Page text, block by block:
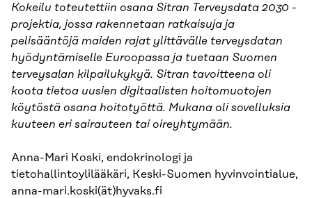
Kokeilu toteutettiin osana Sitran Terveysdata 2030 -
projektia, jossa rakennetaan ratkaisuja ja
pelisääntöjä maiden rajat ylittävälle terveysdatan
hyödyntämiselle Euroopassa ja tuetaan Suomen
terveysalan kilpailukykyä. Sitran tavoitteena oli
koota tietoa uusien digitaalisten hoitomuotojen
köytöstä osana hoitotyöttä. Mukana oli sovelluksia
kuuteen eri sairauteen tai oireyhtymään.
Anna-Mari Koski, endokrinologi ja
tietohallintoylilääkäri, Keski-Suomen hyvinvointialue,
anna-mari.koski(ät)hyvaks.fi